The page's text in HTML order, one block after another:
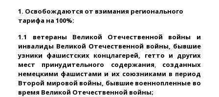
1. Освобождаются от взимания регионального
тарифа на 100%:
1.1 ветераны Великой Отечественной войны и
инвалиды Великой Отечественной войны, бывшие
узники фашистских концлагерей, гетто и других
мест принудительного содержания, созданных
немецкими фашистами и их союзниками в период
Второй мировой войны, бывшие военнопленные во
время Великой Отечественной войны;